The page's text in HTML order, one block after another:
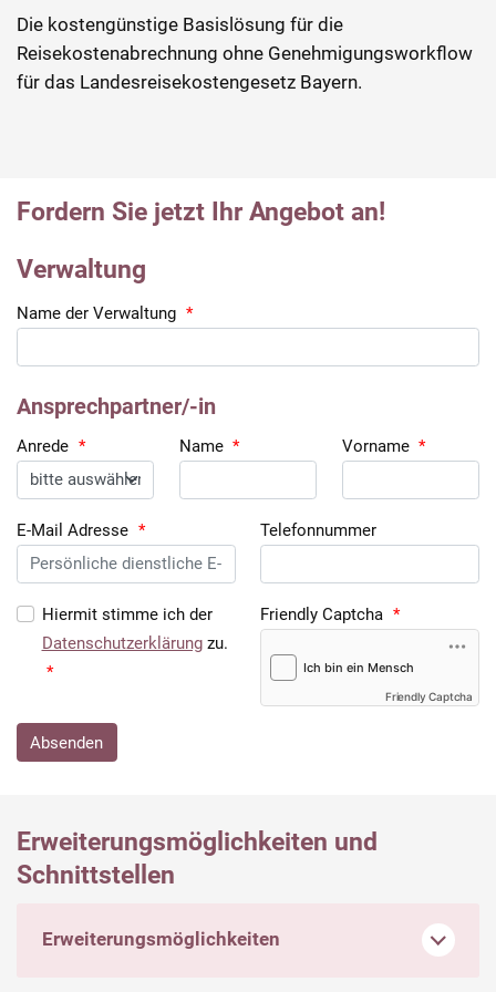
Die kostengünstige Basislösung für die
Reisekostenabrechnung ohne Genehmigungsworkflow
für das Landesreisekostengesetz Bayern.
Fordern Sie jetzt Ihr Angebot an!
Verwaltung
Name der Verwaltung *
Ansprechpartner/-in
Anrede * Name * Vorname *
E-Mail Adresse * Telefonnummer
Hiermit stimme ich der
Datenschutzerklärungzu.
*
Friendly Captcha *
Friendly Captcha
Absenden
Erweiterungsmöglichkeiten und
Schnittstellen
Erweiterungsmöglichkeiten